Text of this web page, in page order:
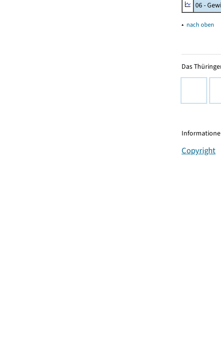
06 -
▴ nach oben
Das
Copyright